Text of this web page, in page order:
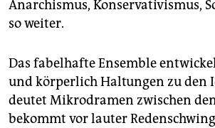
Anarchismus, Konservativismus,
so weiter.
Das fabelhafte Ensemble
und körperlich Haltungen zu den
deutet Mikrodramen zwischen
bekommt vor lauter